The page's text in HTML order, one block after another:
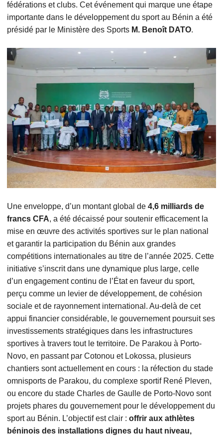
fédérations et clubs. Cet événement qui marque une étape
importante dans le développement du sport au Bénin a été
présidé par le Ministère des Sports M. Benoît DATO.
Une enveloppe, d’un montant global de 4,6 milliards de
francs CFA, a été décaissé pour soutenir efficacement la
mise en œuvre des activités sportives sur le plan national
et garantir la participation du Bénin aux grandes
compétitions internationales au titre de l’année 2025. Cette
initiative s’inscrit dans une dynamique plus large, celle
d’un engagement continu de l’État en faveur du sport,
perçu comme un levier de développement, de cohésion
sociale et de rayonnement international. Au-delà de cet
appui financier considérable, le gouvernement poursuit ses
investissements stratégiques dans les infrastructures
sportives à travers tout le territoire. De Parakou à Porto-
Novo, en passant par Cotonou et Lokossa, plusieurs
chantiers sont actuellement en cours : la réfection du stade
omnisports de Parakou, du complexe sportif René Pleven,
ou encore du stade Charles de Gaulle de Porto-Novo sont
projets phares du gouvernement pour le développement du
sport au Bénin. L’objectif est clair : offrir aux athlètes
béninois des installations dignes du haut niveau,